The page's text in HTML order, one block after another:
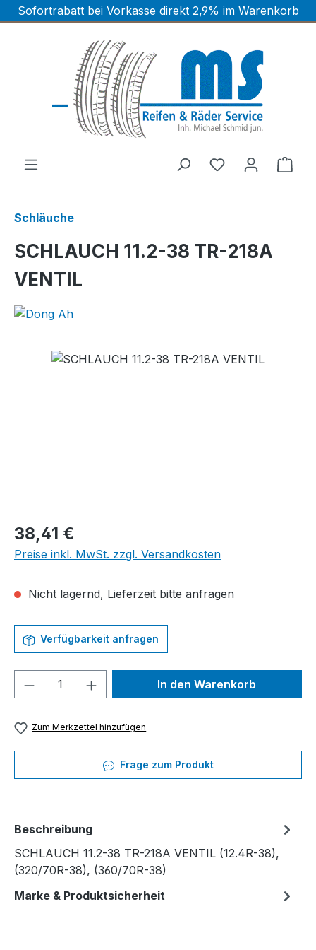
Zum Hauptinhalt springen
Sofortrabatt bei Vorkasse direkt 2,9% im Warenkorb
Schläuche
SCHLAUCH 11.2-38 TR-218A
VENTIL
Bildergalerie überspringen
Regulärer Preis:
38,41 €
Preise inkl. MwSt. zzgl. Versandkosten
Nicht lagernd, Lieferzeit bitte anfragen
Verfügbarkeit anfragen
Produkt Anzahl: Gib denIn den Warenkorb
Zum Merkzettel hinzufügen
Frage zum Produkt
Beschreibung
SCHLAUCH 11.2-38 TR-218A VENTIL (12.4R-38),
(320/70R-38), (360/70R-38)
Marke & Produktsicherheit